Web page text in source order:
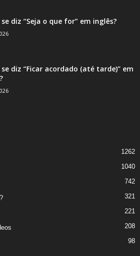
diz “Seja o que for” em inglês?
se diz “Ficar acordado (até tarde)” em
1262
1040
742
321
221
208
98